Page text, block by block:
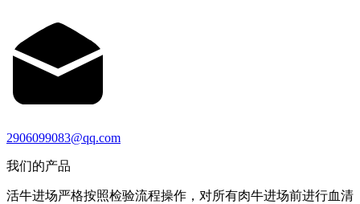
2906099083@qq.com
我们的产品
活牛进场严格按照检验流程操作，对所有肉牛进场前进行血清